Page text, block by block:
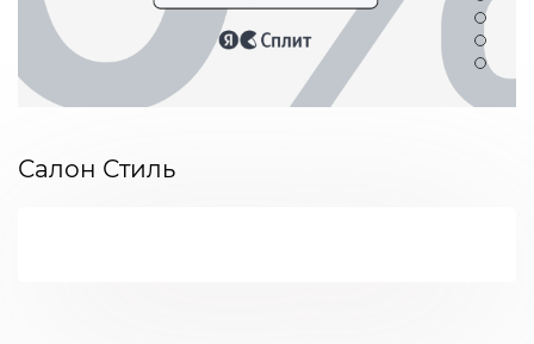
Салон Стиль